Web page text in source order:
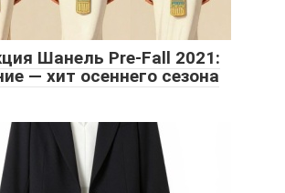
Шанель Pre-Fall 2021:
— хит осеннего сезона